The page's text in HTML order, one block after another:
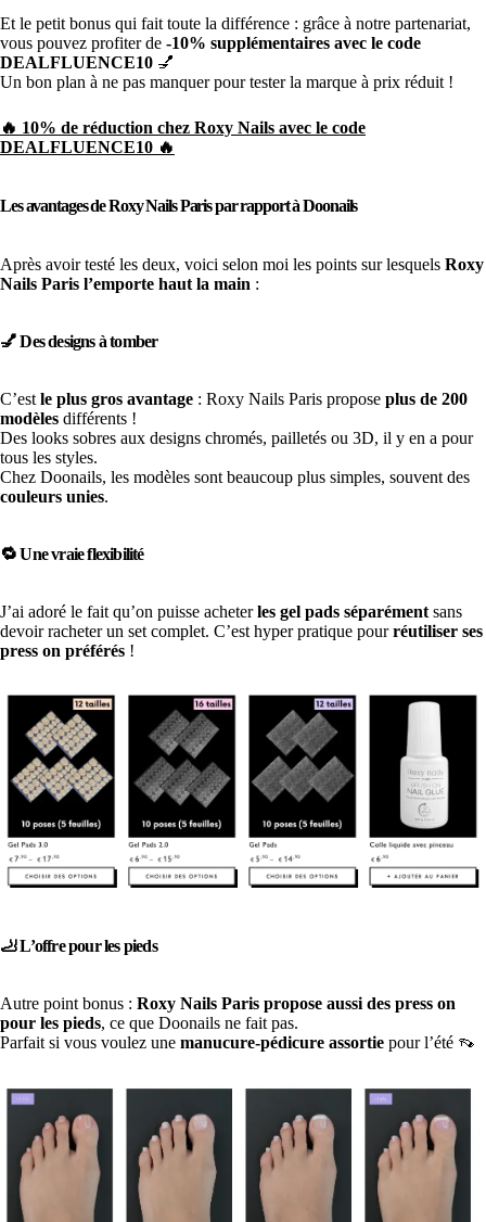
Et le petit bonus qui fait toute la différence : grâce à notre partenariat,
vous pouvez profiter de -10% supplémentaires avec le code
DEALFLUENCE10 💅
Un bon plan à ne pas manquer pour tester la marque à prix réduit !
🔥 10% de réduction chez Roxy Nails avec le code
DEALFLUENCE10 🔥
Les avantages de Roxy Nails Paris par rapport à Doonails
Après avoir testé les deux, voici selon moi les points sur lesquels Roxy
Nails Paris l’emporte haut la main :
💅 Des designs à tomber
C’est le plus gros avantage : Roxy Nails Paris propose plus de 200
modèles différents !
Des looks sobres aux designs chromés, pailletés ou 3D, il y en a pour
tous les styles.
Chez Doonails, les modèles sont beaucoup plus simples, souvent des
couleurs unies.
🔁 Une vraie flexibilité
J’ai adoré le fait qu’on puisse acheterles gel pads séparément sans
devoir racheter un set complet. C’est hyper pratique pourréutiliser ses
press on préférés !
🦶 L’offre pour les pieds
Autre point bonus : Roxy Nails Paris propose aussi des press on
pour les pieds, ce que Doonails ne fait pas.
Parfait si vous voulez une manucure-pédicure assortie pour l’été 👡